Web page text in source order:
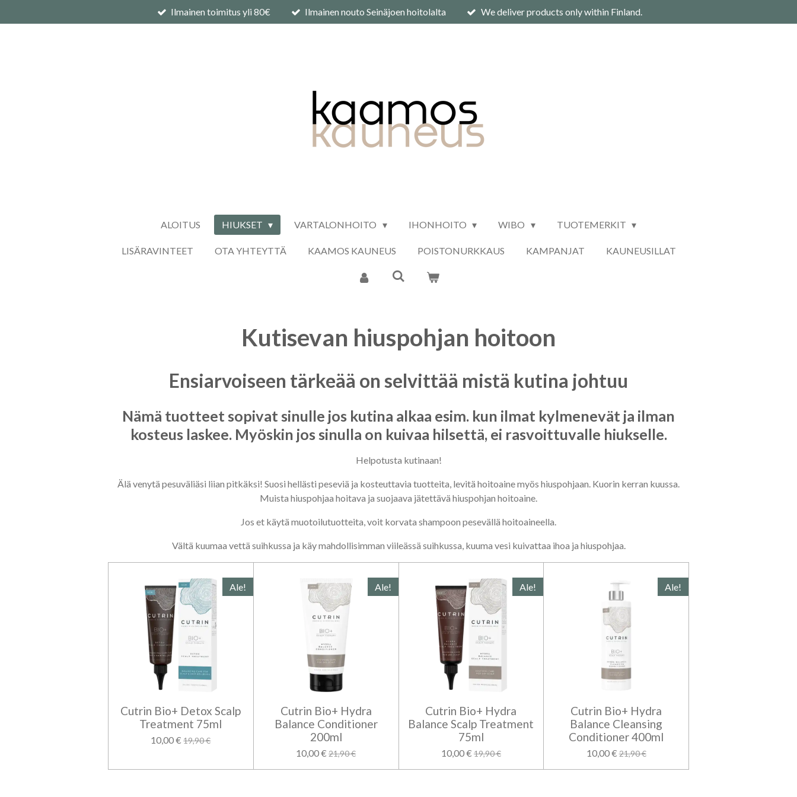
pääsisältöön
Ilmainen toimitus yli 80€ Ilmainen nouto Seinäjoen hoitolalta We deliver products only within Finland.
ALOITUS HIUKSET VARTALONHOITO IHONHOITO WIBO TUOTEMERKIT
LISÄRAVINTEET OTA YHTEYTTÄ KAAMOS KAUNEUS POISTONURKKAUS KAMPANJAT KAUNEUSILLAT
Kutisevan hiuspohjan hoitoon
Ensiarvoiseen tärkeää on selvittää mistä kutina johtuu
Nämä tuotteet sopivat sinulle jos kutina alkaa esim. kun ilmat kylmenevät ja ilman
kosteus laskee. Myöskin jos sinulla on kuivaa hilsettä, ei rasvoittuvalle hiukselle.
Helpotusta kutinaan!
Älä venytä pesuväliäsi liian pitkäksi! Suosi hellästi peseviä ja kosteuttavia tuotteita, levitä hoitoaine myös hiuspohjaan. Kuorin kerran kuussa.
Muista hiuspohjaa hoitava ja suojaava jätettävä hiuspohjan hoitoaine.
Jos et käytä muotoilutuotteita, voit korvata shampoon pesevällä hoitoaineella.
Vältä kuumaa vettä suihkussa ja käy mahdollisimman viileässä suihkussa, kuuma vesi kuivattaa ihoa ja hiuspohjaa.
Ale!
Cutrin Bio+ Detox Scalp
Treatment 75ml
10,00 € 19,90 €
Ale!
Cutrin Bio+ Hydra
Balance Conditioner
200ml
10,00 € 21,90 €
Ale!
Cutrin Bio+ Hydra
Balance Scalp Treatment
75ml
10,00 € 19,90 €
Ale!
Cutrin Bio+ Hydra
Balance Cleansing
Conditioner 400ml
10,00 € 21,90 €